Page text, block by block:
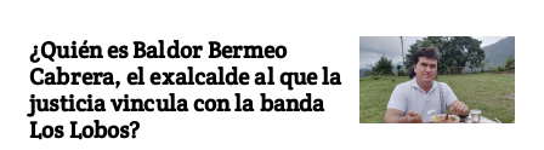
¿Quién es Baldor Bermeo
Cabrera, el exalcalde al que la
justicia vincula con la banda
Los Lobos?